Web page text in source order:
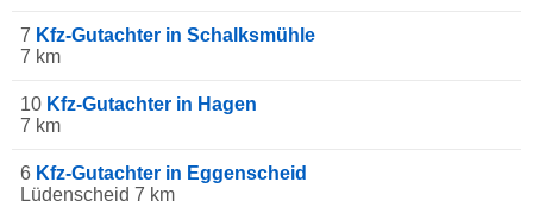
7 Kfz-Gutachter in Schalksmühle
7 km
10 Kfz-Gutachter in Hagen
7 km
6 Kfz-Gutachter in Eggenscheid
Lüdenscheid 7 km